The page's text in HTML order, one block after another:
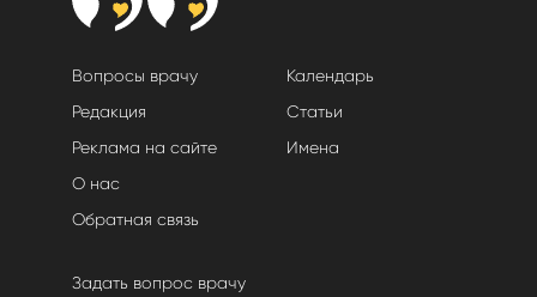
Вопросы врачу
Редакция
Реклама на сайте
О нас
Обратная связь
Календарь
Статьи
Имена
Задать вопрос врачу